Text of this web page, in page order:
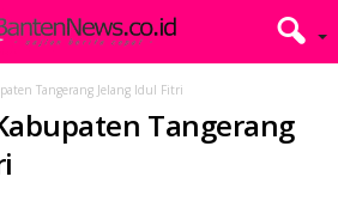
Tangerang Jelang Idul Fitri
Tangerang